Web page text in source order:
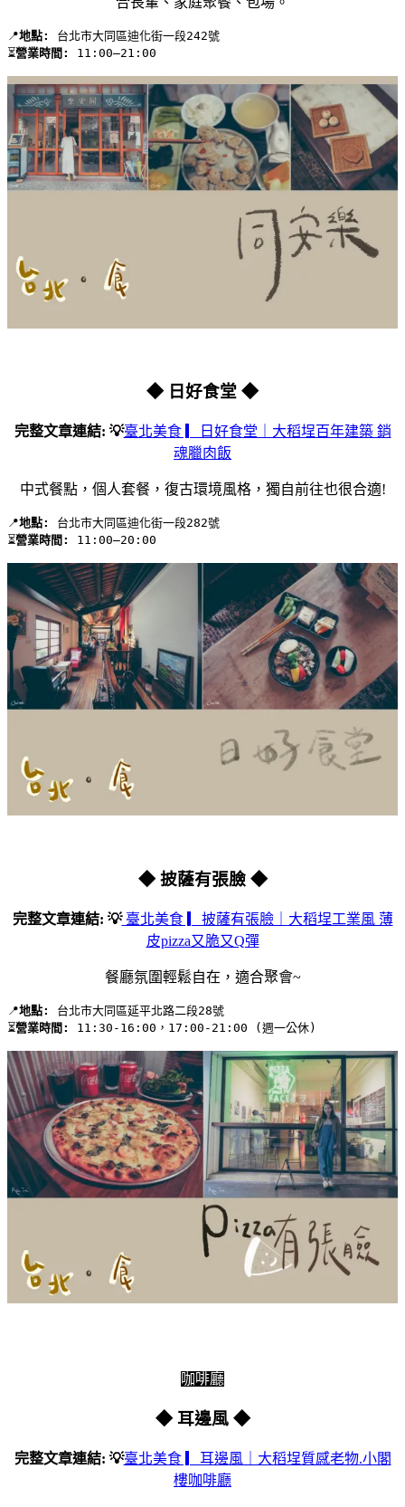
📍地點:
台北市大同區迪化街一段242號
⏳營業時間: 11:00–21:00
◆ 日好食堂 ◆
完整文章連結: 💡臺北美食 ▎日好食堂｜大稻埕百年建築 銷
魂臘肉飯
中式餐點，個人套餐，復古環境風格，獨自前往也很合適!
📍地點:
台北市大同區迪化街一段282號
⏳營業時間: 11:00–20:00
◆ 披薩有張臉 ◆
完整文章連結: 💡臺北美食 ▎披薩有張臉｜大稻埕工業風 薄
皮pizza又脆又Q彈
餐廳氛圍輕鬆自在，適合聚會~
📍地點:
台北市大同區延平北路二段28號
⏳營業時間: 11:30-16:00，17:00-21:00 (週一公休)
咖啡廳
◆ 耳邊風 ◆
完整文章連結: 💡臺北美食 ▎耳邊風｜大稻埕質感老物.小閣
樓咖啡廳